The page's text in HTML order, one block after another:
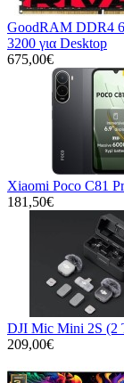
GoodRAM DDR4
3200 για Desktop
675,00€
Xiaomi Poco C81
181,50€
DJI Mic Mini 2S (2
209,00€